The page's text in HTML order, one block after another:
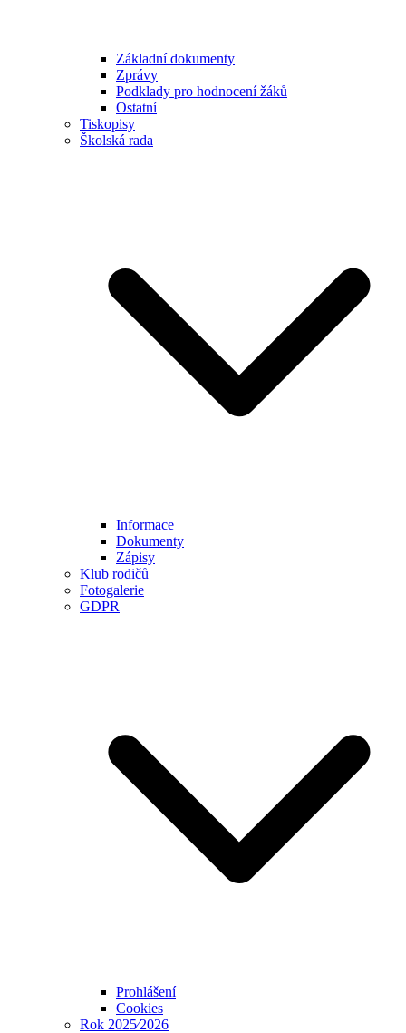
Základní dokumenty
Zprávy
Podklady pro hodnocení žáků
Ostatní
Tiskopisy
Školská rada
Informace
Dokumenty
Zápisy
Klub rodičů
Fotogalerie
GDPR
Prohlášení
Cookies
Rok 2025⁄2026